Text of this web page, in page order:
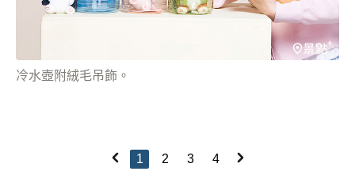
冷水壺附絨毛吊飾。
1 2 3 4